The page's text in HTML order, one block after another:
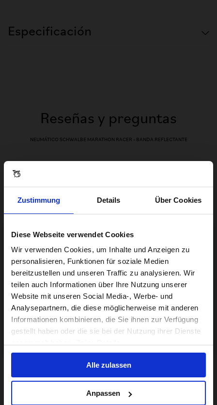
Zustimmung Details Über Cookies
Diese Webseite verwendet Cookies
Wir verwenden Cookies, um Inhalte und Anzeigen zu
personalisieren, Funktionen für soziale Medien
bereitzustellen und unseren Traffic zu analysieren. Wir
teilen auch Informationen über Ihre Nutzung unserer
Website mit unseren Social Media-, Werbe- und
Analysepartnern, die diese möglicherweise mit anderen
Informationen kombinieren, die Sie ihnen zur Verfügung
gestellt haben oder die sie bei der Nutzung ihrer Dienste
Alle zulassen
Anpassen
Especificación
Reseñas y preguntas
NEUMÁTICO SCHWALBE MARATHON RACER - BANDA REFLECTANTE
Reseñas
Visiting from the United States?
For a better experience, please visit our:
US website
No, stay here